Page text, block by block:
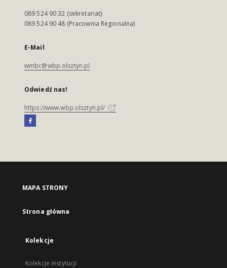
089 524 90 32 (sekretariat)
089 524 90 48 (Pracownia Regionalna)
E-Mail
wmbc@wbp.olsztyn.pl
Odwiedź nas!
https://www.wbp.olsztyn.pl/
MAPA STRONY
Strona główna
Kolekcje
Kolekcje instytucji